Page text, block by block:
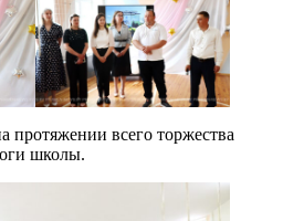
протяжении всего торжества
школы.